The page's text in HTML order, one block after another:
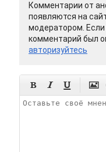
Комментарии от
появляются на
модератором.
комментарий был
авторизуйтесь
   